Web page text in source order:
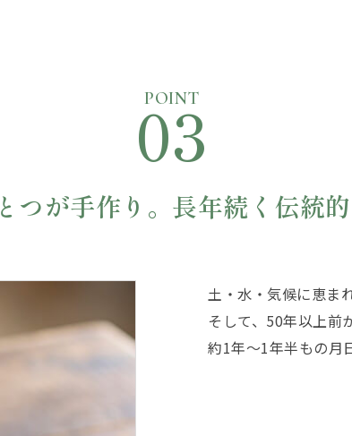
POINT
03
つが手作り。 長年続く伝統
土・水・気候に恵ま
そして、50年以上前
約1年〜1年半もの月